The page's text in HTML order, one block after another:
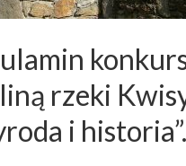
rzeki
i historia”.